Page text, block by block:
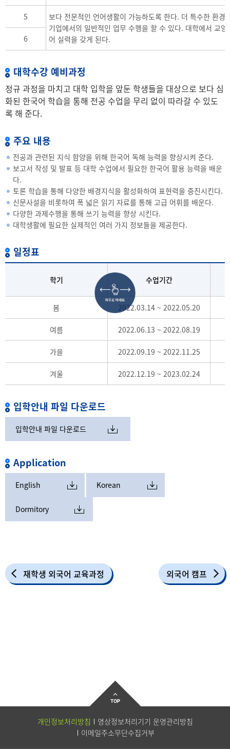
5
보다 전문적인 언어생활이 가능하도록 한다. 더 특수한 환
기업에서의 일반적인 업무 수행을 할 수 있다. 대학에서 교
어 실력을 갖게 된다.
6
대학수강 예비과정
정규 과정을 마치고 대학 입학을 앞둔 학생들을 대상으로 보다 심
화된 한국어 학습을 통해 전공 수업을 무리 없이 따라갈 수 있도
록 해 준다.
주요 내용
전공과 관련된 지식 함양을 위해 한국어 독해 능력을 향상시켜 준다.
보고서 작성 및 발표 등 대학 수업에서 필요한 한국어 활용 능력을 배운
다.
토론 학습을 통해 다양한 배경지식을 활성화하여 표현력을 증진시킨다.
신문사설을 비롯하여 폭 넓은 읽기 자료를 통해 고급 어휘를 배운다.
다양한 과제수행을 통해 쓰기 능력을 향상 시킨다.
대학생활에 필요한 실제적인 여러 가지 정보들을 제공한다.
일정표
학기 수업기간
봄 2022.03.14 ~ 2022.05.20
여름 2022.06.13 ~ 2022.08.19
가을 2022.09.19 ~ 2022.11.25
겨울 2022.12.19 ~ 2023.02.24
입학안내 파일 다운로드
입학안내 파일 다운로드
Application
English Korean
Dormitory
재학생 외국어 교육과정 외국어 캠프
개인정보처리방침
영상정보처리기기 운영관리방침
이메일주소무단수집거부